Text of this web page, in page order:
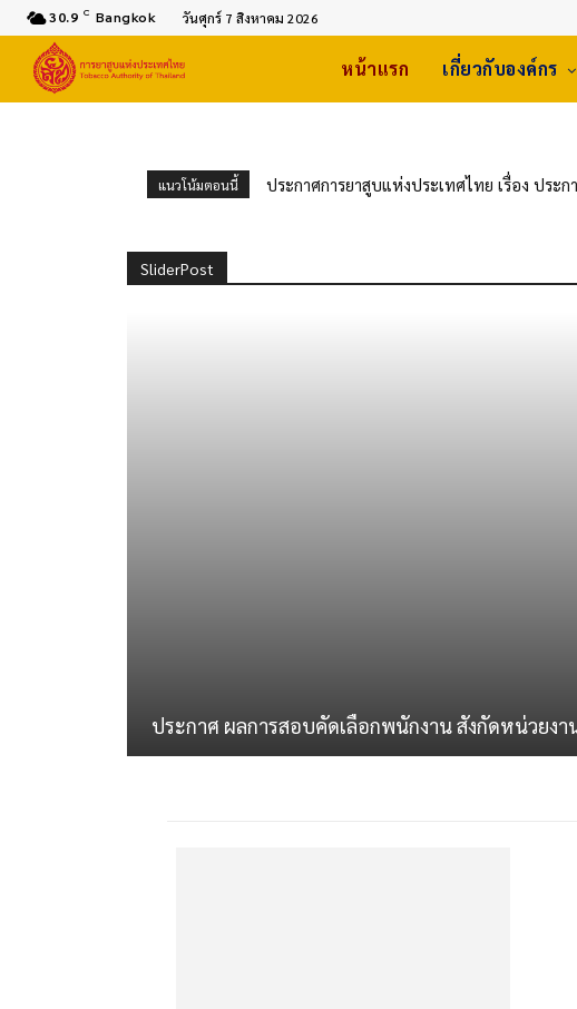
30.9 C Bangkok วันศุกร์ 7 สิงหาคม 2026
หน้าแรก เกี่ยวกับองค์กร
แนวโน้มตอนนี้
ประกาศการยาสูบแห่งประเทศไทย เรื่อง ปร
SliderPost
ประกาศ ผลการสอบคัดเลือกพนักงาน สังกัดหน่วยงา